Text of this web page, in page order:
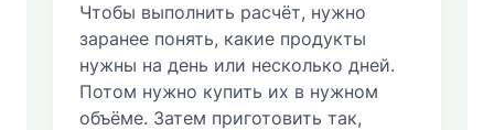
Чтобы выполнить расчёт, нужно
заранее понять, какие продукты
нужны на день или несколько дней.
Потом нужно купить их в нужном
объёме. Затем приготовить так,